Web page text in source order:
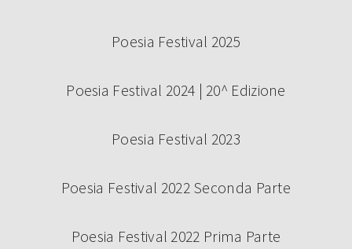
Poesia Festival 2025
Poesia Festival 2024 | 20^ Edizione
Poesia Festival 2023
Poesia Festival 2022 Seconda Parte
Poesia Festival 2022 Prima Parte